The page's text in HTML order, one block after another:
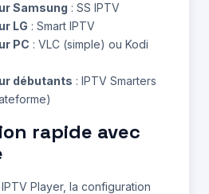
Samsung : SS IPTV
LG : Smart IPTV
PC : VLC (simple) ou Kodi
débutants : IPTV Smarters
rapide avec
Player, la configuration